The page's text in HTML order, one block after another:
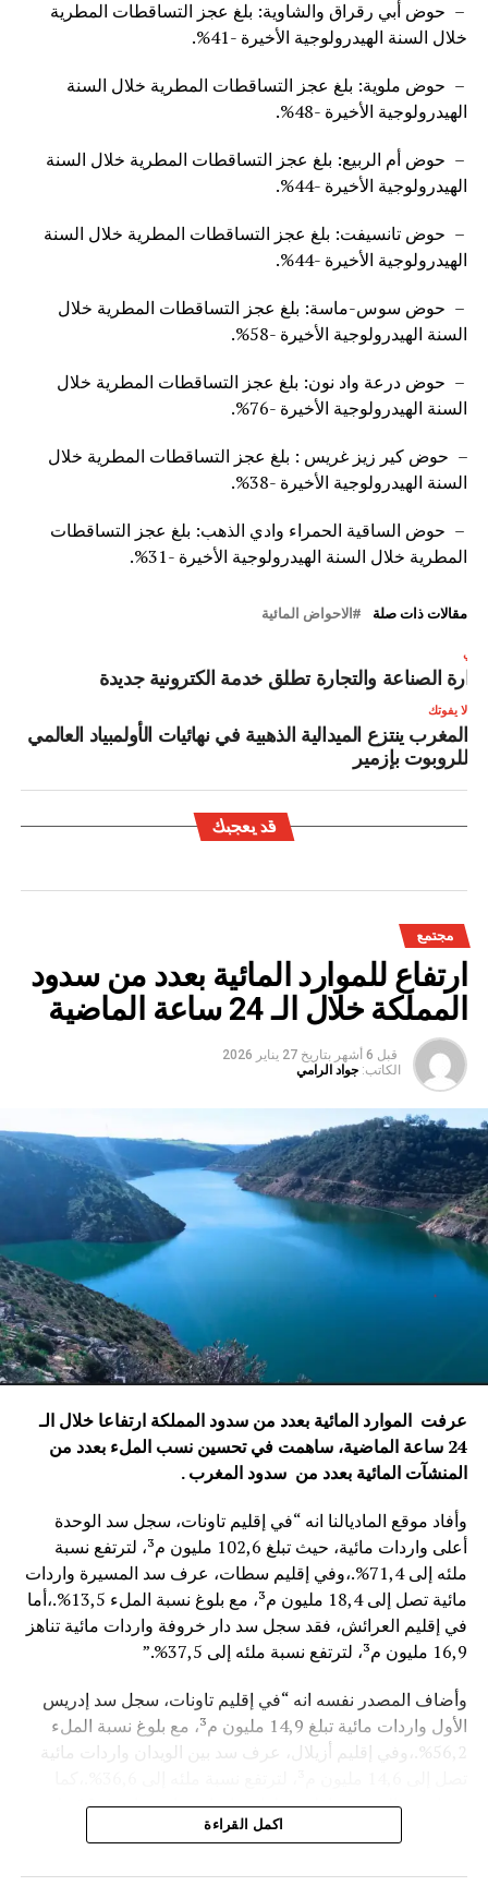
– حوض أبي رقراق والشاوية: بلغ عجز التساقطات المطرية
خلال السنة الهيدرولوجية الأخيرة -41%.
– حوض ملوية: بلغ عجز التساقطات المطرية خلال السنة
الهيدرولوجية الأخيرة -48%.
– حوض أم الربيع: بلغ عجز التساقطات المطرية خلال السنة
الهيدرولوجية الأخيرة -44%.
– ⁠حوض تانسيفت: بلغ عجز التساقطات المطرية خلال السنة
الهيدرولوجية الأخيرة -44%.
– حوض سوس-ماسة: بلغ عجز التساقطات المطرية خلال
السنة الهيدرولوجية الأخيرة -58%.
– حوض درعة واد نون: بلغ عجز التساقطات المطرية خلال
السنة الهيدرولوجية الأخيرة -76%.
– حوض كير زيز غريس : بلغ عجز التساقطات المطرية خلال
السنة الهيدرولوجية الأخيرة -38%.
– حوض الساقية الحمراء وادي الذهب: بلغ عجز التساقطات
المطرية خلال السنة الهيدرولوجية الأخيرة -31%.
مقالات ذات صلة الاحواض المائية
الصناعة والتجارة تطلق خدمة الكترونية جديدة
لا يفوتك
المغرب ينتزع الميدالية الذهبية في نهائيات الأولمبياد العالمي
للروبوت بإزمير
قد يعجبك
مجتمع
ارتفاع للموارد المائية بعدد من سدود
المملكة خلال الـ 24 ساعة الماضية
قبل 6 أشهر بتاريخ 27 يناير 2026
الكاتب: جواد الرامي
عرفت الموارد المائية بعدد من سدود المملكة ارتفاعا خلال الـ
24 ساعة الماضية، ساهمت في تحسين نسب الملء بعدد من
المنشآت المائية بعدد من سدود المغرب .
وأفاد موقع الماديالنا انه “في إقليم تاونات، سجل سد الوحدة
أعلى واردات مائية، حيث تبلغ 102,6 مليون م³، لترتفع نسبة
ملئه إلى 71,4%.،وفي إقليم سطات، عرف سد المسيرة واردات
مائية تصل إلى 18,4 مليون م³، مع بلوغ نسبة الملء 13,5%.،أما
في إقليم العرائش، فقد سجل سد دار خروفة واردات مائية تناهز
16,9 مليون م³، لترتفع نسبة ملئه إلى 37,5%.”
وأضاف المصدر نفسه انه “في إقليم تاونات، سجل سد إدريس
الأول واردات مائية تبلغ 14,9 مليون م³، مع بلوغ نسبة الملء
56,2%.،وفي إقليم أزيلال، عرف سد بين الويدان واردات مائية
وتعكس هذه المعطيات الأثر الإيجابي على الثروة المائية
اكمل القراءة